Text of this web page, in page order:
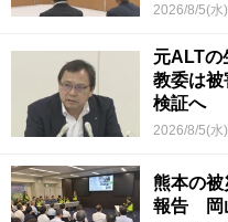
2026/8/5(水
元ALT
教委は
検証へ
2026/8/5(水
熊本の被
報告 岡